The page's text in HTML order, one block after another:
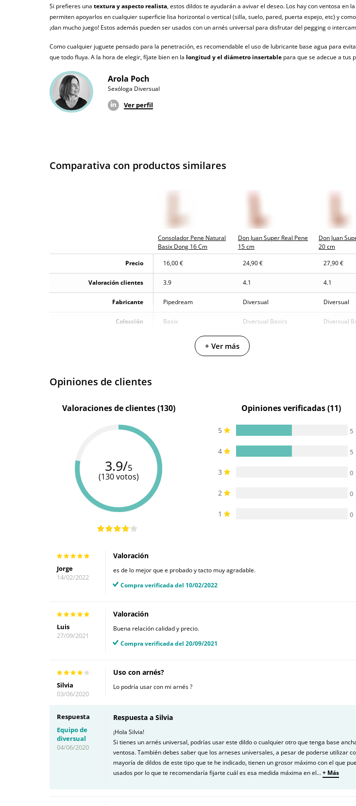
Diámetro 3.6 cm
Resistente al agua 100% sumergible
Producto vegano
Envío discreto
Garantías
Si prefieres una textura y aspecto realista, estos dildos te ayudarán a avivar el deseo. Los hay con ventosa en
permiten apoyarlos en cualquier superficie lisa horizontal o vertical (silla, suelo, pared, puerta espejo, etc) y
¡dan mucho juego! Estos además pueden ser usados con un arnés universal para disfrutar del pegging o
Como cualquier juguete pensado para la penetración, es recomendable el uso de lubricante base agua para
que todo fluya. A la hora de elegir, fíjate bien en la longitud y el diámetro insertable para que se adecue a tus
Arola Poch
Sexóloga Diversual
Ver perfil
Comparativa con productos similares
Consolador Pene Natural
Basix Dong 16 Cm
Don Juan Super Real Pene
15 cm
Don Juan
20 cm
Precio
16,00 € 24,90 € 27,90 €
Valoración clientes 3.9 4.1 4.1
Fabricante Pipedream Diversual Diversual
Colección Basix Diversual Basics Diversual
Natural
Resistente al agua 100% sumergible 100%
+ Ver más
Opiniones de clientes
Valoraciones de clientes (130)
3.9/5
(130 votos)
Opiniones verificadas (11)
5 5
4 5
3 0
2 0
1 0
Jorge
14/02/2022
Valoración
es de lo mejor que e probado y tacto muy agradable.
Compra verificada del 10/02/2022
Luis
27/09/2021
Valoración
Buena relación calidad y precio.
Compra verificada del 20/09/2021
Silvia
03/06/2020
Uso con arnés?
Lo podría usar con mi arnés ?
Respuesta
Equipo de
diversual
04/06/2020
Respuesta a Silvia
¡Hola Silvia!
Si tienes un arnés universal, podrías usar este dildo o cualquier otro que tenga base
ventosa. También debes saber que los arneses universales, a pesar de poderse utilizar
mayoría de dildos de este tipo que te he indicado, tienen un grosor máximo con el que
usados por lo que te recomendaría fijarte cuál es esa medida máxima en el...+ Más